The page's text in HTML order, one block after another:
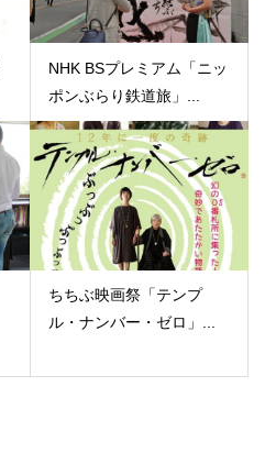
NHK BSプレミアム「ニッ
ポンぶらり鉄道旅」...
ちちぶ映画祭「テンプ
ル・ナンバー・ゼロ」...